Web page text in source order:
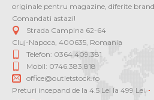
originale pentru magazine, diferite
Comandati astazi!
Strada Campina 62-64
Cluj-Napoca, 400635, Romania
Telefon: 0364 409.381
Mobil: 0746.383.818
office@outletstock.ro
Preturi incepand de la 4.5 Lei la 499 Lei.